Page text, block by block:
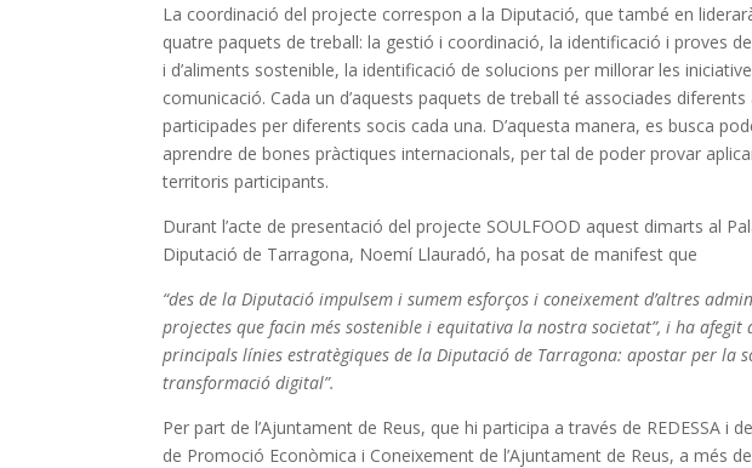
La coordinació del projecte correspon a la Diputació, que també en
quatre paquets de treball: la gestió i coordinació, la identificació i proves
i d’aliments sostenible, la identificació de solucions per millorar les
comunicació. Cada un d’aquests paquets de treball té associades
participades per diferents socis cada una. D’aquesta manera, es busca
aprendre de bones pràctiques internacionals, per tal de poder provar
territoris participants.
Durant l’acte de presentació del projecte SOULFOOD aquest dimarts al
Diputació de Tarragona, Noemí Llauradó, ha posat de manifest que
“des de la Diputació impulsem i sumem esforços i coneixement d’altres
projectes que facin més sostenible i equitativa la nostra societat”, i ha afegit
principals línies estratègiques de la Diputació de Tarragona: apostar per
transformació digital”.
Per part de l’Ajuntament de Reus, que hi participa a través de REDESSA i
de Promoció Econòmica i Coneixement de l’Ajuntament de Reus, a més